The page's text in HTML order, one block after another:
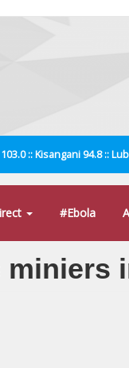
:: Kisangani 94.8 ::
#Ebola